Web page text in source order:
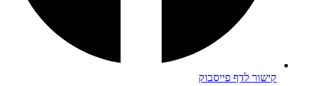
קישור לדף פייסבוק